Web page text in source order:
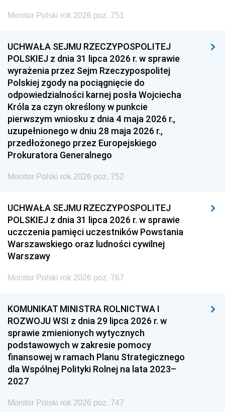
Monitor Polski rok 2026 poz. 751
UCHWAŁA SEJMU RZECZYPOSPOLITEJ
POLSKIEJ z dnia 31 lipca 2026 r. w sprawie
wyrażenia przez Sejm Rzeczypospolitej
Polskiej zgody na pociągnięcie do
odpowiedzialności karnej posła Wojciecha
Króla za czyn określony w punkcie
pierwszym wniosku z dnia 4 maja 2026 r.,
uzupełnionego w dniu 28 maja 2026 r.,
przedłożonego przez Europejskiego
Prokuratora Generalnego
Monitor Polski rok 2026 poz. 752
UCHWAŁA SEJMU RZECZYPOSPOLITEJ
POLSKIEJ z dnia 31 lipca 2026 r. w sprawie
uczczenia pamięci uczestników Powstania
Warszawskiego oraz ludności cywilnej
Warszawy
Monitor Polski rok 2026 poz. 767
KOMUNIKAT MINISTRA ROLNICTWA I
ROZWOJU WSI z dnia 29 lipca 2026 r. w
sprawie zmienionych wytycznych
podstawowych w zakresie pomocy
finansowej w ramach Planu Strategicznego
dla Wspólnej Polityki Rolnej na lata 2023–
2027
Monitor Polski rok 2026 poz. 747